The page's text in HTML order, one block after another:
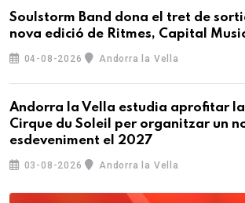
Soulstorm Band dona el tret de
nova edició de Ritmes, Capital
04-08-2026 Andorra la Vella
Andorra la Vella estudia aprofitar la
Cirque du Soleil per organitzar un
esdeveniment el 2027
03-08-2026 Andorra la Vella